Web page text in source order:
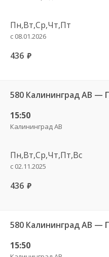
Пн,Вт,Ср,Чт,Пт
с 08.01.2026
436 руб.
15:50
Калининград АВ
Пн,Вт,Ср,Чт,Пт,Вс
с 02.11.2025
436 руб.
15:50